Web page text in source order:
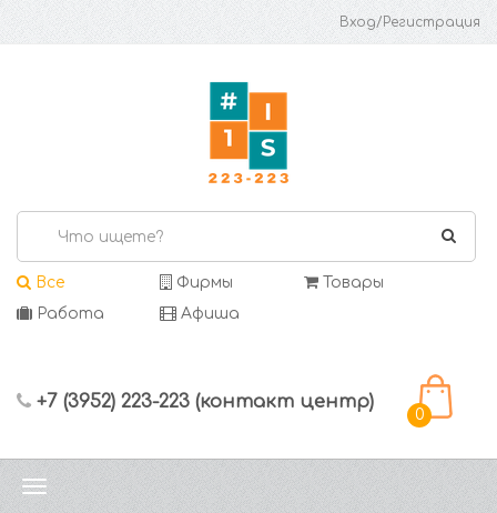
Вход/Регистрация
Все Фирмы
Товары
Работа
Афиша
+7 (3952) 223-223 (контакт центр)
0